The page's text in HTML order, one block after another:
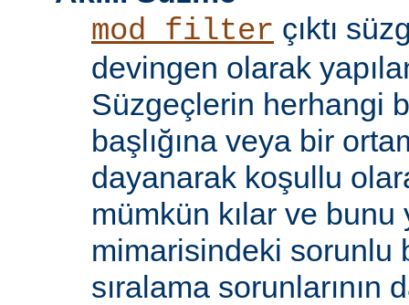
mod_filter çıktı
devingen olarak
Süzgeçlerin herhangi
başlığına veya bir
dayanarak koşullu
mümkün kılar ve
mimarisindeki sorunlu
sıralama sorunlarının